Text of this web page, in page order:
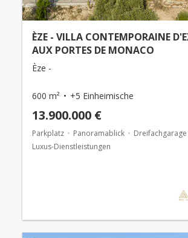
ÈZE - VILLA CONTEMPORAINE
AUX PORTES DE MONACO
Èze -
600 m² +5 Einheimische
13.900.000 €
Parkplatz Panoramablick
Dreifachgarage
Luxus-Dienstleistungen